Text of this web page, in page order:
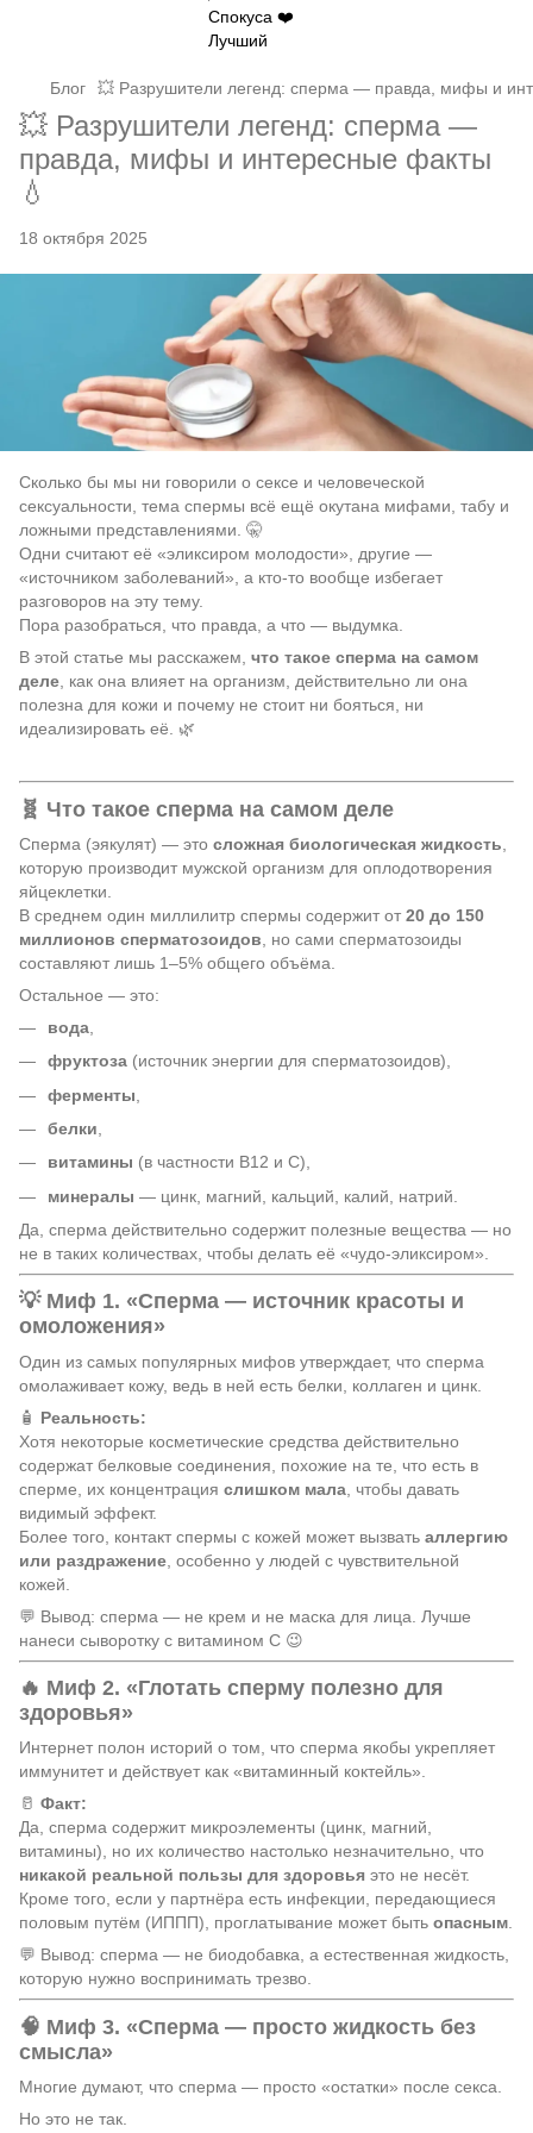
Блог 💥 Разрушители легенд: сперма — правда, мифы и
💥 Разрушители легенд: сперма —
правда, мифы и интересные факты
💧
18 октября 2025
Сколько бы мы ни говорили о сексе и человеческой
сексуальности, тема спермы всё ещё окутана мифами, табу и
ложными представлениями. 🤫
Одни считают её «эликсиром молодости», другие —
«источником заболеваний», а кто-то вообще избегает
разговоров на эту тему.
Пора разобраться, что правда, а что — выдумка.
В этой статье мы расскажем, что такое сперма на самом
деле, как она влияет на организм, действительно ли она
полезна для кожи и почему не стоит ни бояться, ни
идеализировать её. 🌿
🧬 Что такое сперма на самом деле
Сперма (эякулят) — это сложная биологическая жидкость
которую производит мужской организм для оплодотворения
яйцеклетки.
В среднем один миллилитр спермы содержит от 20 до 150
миллионов сперматозоидов , но сами сперматозоиды
составляют лишь 1–5% общего объёма.
Остальное — это:
вода
фруктоза (источник энергии для сперматозоидов),
ферменты
белки
витамины (в частности B12 и C),
минералы — цинк, магний, кальций, калий, натрий.
Да, сперма действительно содержит полезные вещества — но
не в таких количествах, чтобы делать её «чудо-эликсиром».
💡 Миф 1. «Сперма — источник красоты и
омоложения»
Один из самых популярных мифов утверждает, что сперма
омолаживает кожу, ведь в ней есть белки, коллаген и цинк.
🧴 Реальность:
Хотя некоторые косметические средства действительно
содержат белковые соединения, похожие на те, что есть в
сперме, их концентрация слишком мала , чтобы давать
видимый эффект.
Более того, контакт спермы с кожей может вызвать аллергию
или раздражение , особенно у людей с чувствительной
кожей.
💬 Вывод: сперма — не крем и не маска для лица. Лучше
нанеси сыворотку с витамином C 😉
🔥 Миф 2. «Глотать сперму полезно для
здоровья»
Интернет полон историй о том, что сперма якобы укрепляет
иммунитет и действует как «витаминный коктейль».
🥛 Факт:
Да, сперма содержит микроэлементы (цинк, магний,
витамины), но их количество настолько незначительно, что
никакой реальной пользы для здоровья это не несёт.
Кроме того, если у партнёра есть инфекции, передающиеся
половым путём (ИППП), проглатывание может быть опасным.
💬 Вывод: сперма — не биодобавка, а естественная жидкость,
которую нужно воспринимать трезво.
🧠 Миф 3. «Сперма — просто жидкость без
смысла»
Многие думают, что сперма — просто «остатки» после секса.
Но это не так.